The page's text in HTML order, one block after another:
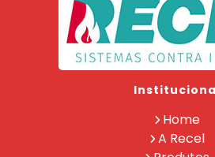
Empresa de Formação de
Empresa de Instalação de
Emergência
Empresa de Instalação de para
Empresa de Manutenção de
Empresa de Projeto de
Empresa de Recarga de Extintores
Home
A Recel